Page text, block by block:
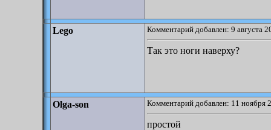
Lego Комментарий добавлен: 9 августа
Так это ноги наверху?
Olga-son Комментарий добавлен: 11 ноября
простой